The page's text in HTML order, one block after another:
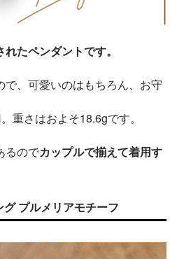
れたペンダントです。
、可愛いのはもちろん、お守
重さはおよそ18.6gです。
るのでカップルで揃えて着用す
プルメリアモチーフ